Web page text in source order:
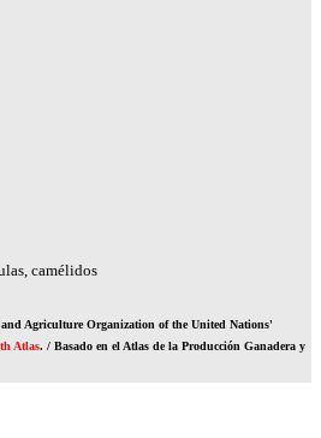
camélidos
Agriculture Organization of the United Nations'
Atlas. / Basado en el Atlas de la Producción Ganadera y